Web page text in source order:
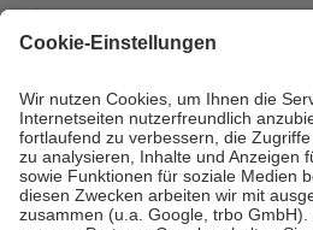
mit.
Grundsätzlich leisten Mitglieder
höchstens zehn Euro.
Es sind jedoch
Kosten der Leistung zu entrichten.
Diese Regeln gelten grundsätzlich
Bei Heilmitteln und häuslicher
Zuzahlung zehn Prozent der Kosten
Verordnung.